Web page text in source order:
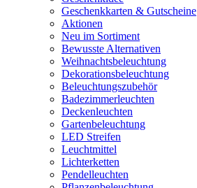
Geschenkkarten & Gutscheine
Aktionen
Neu im Sortiment
Bewusste Alternativen
Weihnachtsbeleuchtung
Dekorationsbeleuchtung
Beleuchtungszubehör
Badezimmerleuchten
Deckenleuchten
Gartenbeleuchtung
LED Streifen
Leuchtmittel
Lichterketten
Pendelleuchten